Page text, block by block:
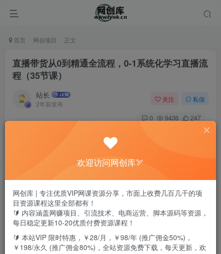
首页 网创项目 正文
直播带货从0到精通全流程，0-1系统化学习直播流
程（35节课）
站长
2年前发布
关注 私信
0 9436 247
一套课程全面掌握直播带货知识点你是否也面临以下问题1.
欢迎访问网创库🏹
网创库 | 专注优质VIP网课资源分享，市面上收费几百几千的项
目资源课程这里全部都有！
🔰 内容涵盖网赚项目、引流技术、电商运营、脚本源码等资源，
每日稳定更新10-20优质付费资源课程！
🔰 本站VIP 限时特惠，￥28/月，￥98/年 (推广佣金50%)，
￥198/永久 (推广佣金80%)，全站资源免费下载，每天更新，欢